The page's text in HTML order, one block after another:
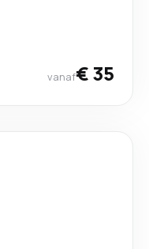
vanaf€ 35